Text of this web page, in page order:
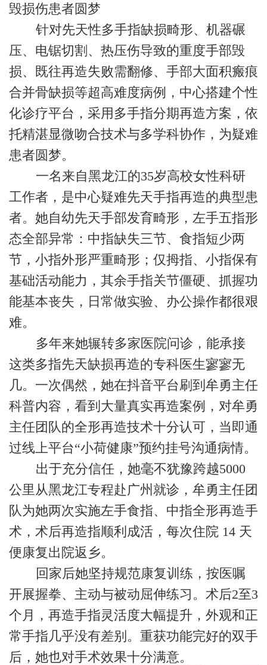
毁损伤患者圆梦
针对先天性多手指缺损畸形、机器碾
压、电锯切割、热压伤导致的重度手部毁
损、既往再造失败需翻修、手部大面积瘢痕
合并骨缺损等超高难度病例，中心搭建个性
化诊疗平台，采用多手指分期再造方案，依
托精湛显微吻合技术与多学科协作，为疑难
患者圆梦。
一名来自黑龙江的35岁高校女性科研
工作者，是中心疑难先天手指再造的典型患
者。她自幼先天手部发育畸形，左手五指形
态全部异常：中指缺失三节、食指短少两
节，小指外形严重畸形；仅拇指、小指保有
基础活动能力，其余手指关节僵硬、抓握功
能基本丧失，日常做实验、办公操作都很艰
难。
多年来她辗转多家医院问诊，能承接
这类多指先天缺损再造的专科医生寥寥无
几。一次偶然，她在抖音平台刷到牟勇主任
科普内容，看到大量真实再造案例，对牟勇
主任团队的全形再造技术十分认可，当即通
过线上平台“小荷健康”预约挂号沟通病情。
出于充分信任，她毫不犹豫跨越5000
公里从黑龙江专程赴广州就诊，牟勇主任团
队为她两次实施左手食指、中指全形再造手
术，术后再造指顺利成活，每次住院 14 天
便康复出院返乡。
回家后她坚持规范康复训练，按医嘱
开展握拳、主动与被动屈伸练习。术后2至3
个月，再造手指灵活度大幅提升，外观和正
常手指几乎没有差别。重获功能完好的双手
后，她也对手术效果十分满意。